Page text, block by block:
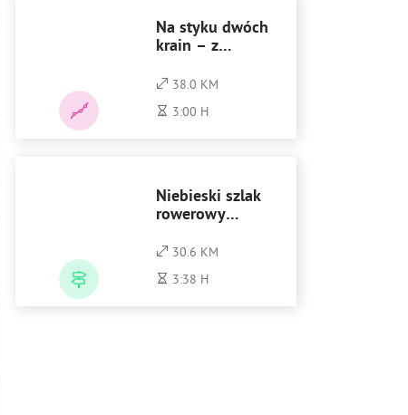
Na styku dwóch
krain – z
Rytwian
38.0 KM
3:00 H
Niebieski szlak
rowerowy
i Jeziora
Chańcza
30.6 KM
3:38 H